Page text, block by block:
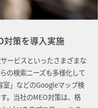
対策を導入実施
ービスといったさまざまな
の検索ニーズも多様化して
室」などのGoogleマップ検
。当社のMEO対策は、格